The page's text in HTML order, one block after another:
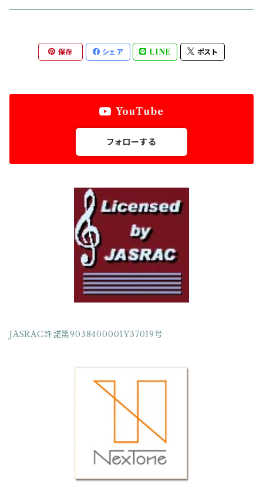
オリジナル作品
アレンジ作品
オリジナル作品
アレンジ作品
金管五重奏
金管六重奏
保存 シェア LINE ポスト
YouTube
フォローする
JASRAC許諾第9038400001Y37019号